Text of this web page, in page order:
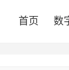
首页 数